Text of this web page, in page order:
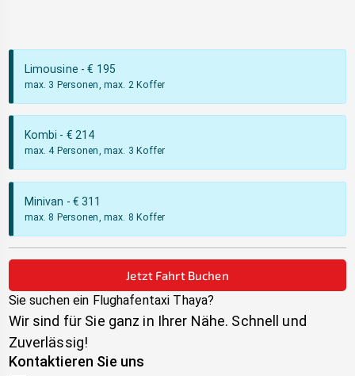
Limousine - € 195
max. 3 Personen, max. 2 Koffer
Kombi - € 214
max. 4 Personen, max. 3 Koffer
Minivan - €311
max. 8 Personen, max. 8 Koffer
Jetzt Fahrt Buchen
Sie suchen ein Flughafentaxi Thaya?
Wir sind für Sie ganz in Ihrer Nähe. Schnell und
Zuverlässig!
Kontaktieren Sie uns